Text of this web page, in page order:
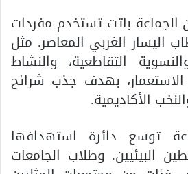
الجماعة باتت تستخدم مفردات
اليسار الغربي المعاصر. مثل
التقاطعية، والنشاط
الاستعمار، بهدف جذب شرائح
الأكاديمية.
توسع دائرة استهدافها
البيئيين. وطلاب الجامعات